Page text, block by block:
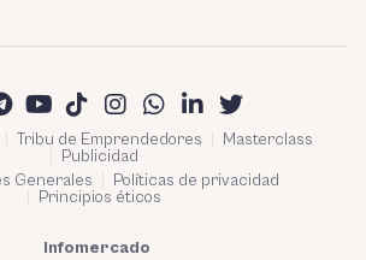
Tribu de Emprendedores
Masterclass
Publicidad
Generales
Políticas de privacidad
Principios éticos
Infomercado